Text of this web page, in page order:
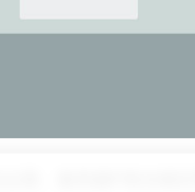
营，服务器IP就会被